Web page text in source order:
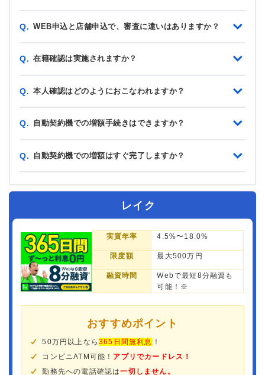
Q. WEB申込と店舗申込で、審査に違いはありますか？
Q. 在籍確認は実施されますか？
Q. 本人確認はどのようにおこなわれますか？
Q. 自動契約機での増額手続きはできますか？
Q. 自動契約機での増額はすぐ完了しますか？
レイク
実質年率 4.5%〜18.0%
限度額 最大500万円
融資時間
Webで最短8分融資も
可能！※
おすすめポイント
50万円以上なら365日間無利息
！
コンビニATM可能！ アプリでカードレス！
勤務先への電話確認は一切しません。